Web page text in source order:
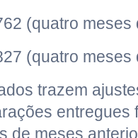
(quatro meses
(quatro meses
trazem
entregues
de meses